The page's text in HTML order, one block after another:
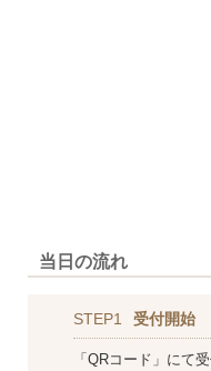
当日の流れ
STEP1 受付開始
「QRコード」にて